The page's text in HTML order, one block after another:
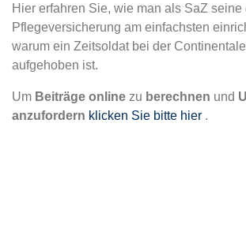
Hier erfahren Sie, wie man als SaZ
Pflegeversicherung am einfachsten
warum ein Zeitsoldat bei der
aufgehoben ist.
Um Beiträge online zu berechnen und
anzufordern klicken Sie bitte hier .